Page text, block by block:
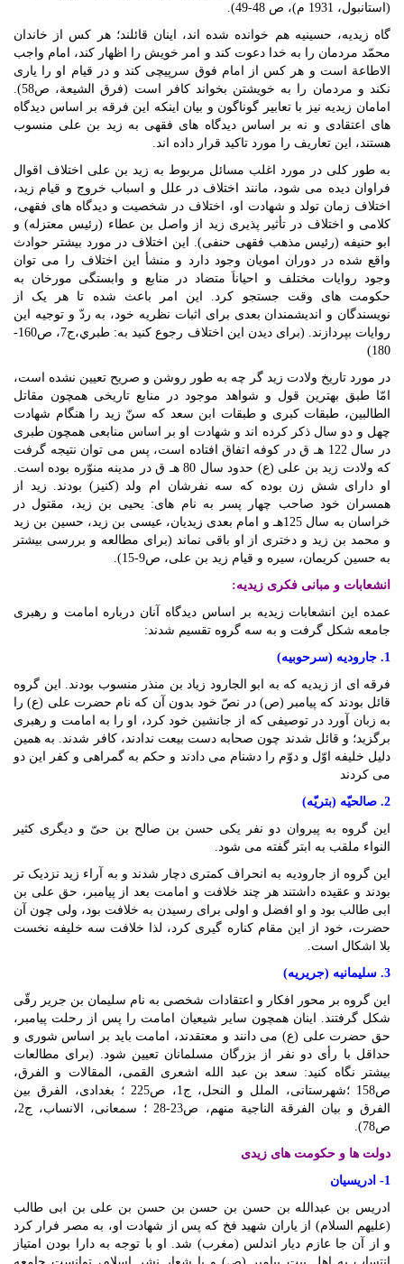
(استانبول، 1931 م)، ص 48-49).
گاه زیدیه، حسینیه هم خوانده شده اند، اینان قائلند؛ هر کس از خاندان
محمّد مردمان را به خدا دعوت کند و امر خویش را اظهار کند، امام واجب
الاطاعة است و هر کس از امام فوق سرپیچی کند و در قیام او را یاری
نکند و مردمان را به خویشتن بخواند کافر است (فرق الشیعة، ص58).
امامان زیدیه نیز با تعابیر گوناگون و بیان اینکه این فرقه بر اساس دیدگاه
های اعتقادی و نه بر اساس دیدگاه های فقهی به زید بن علی منسوب
هستند، این تعاریف را مورد تاکید قرار داده اند.
به طور کلی در مورد اغلب مسائل مربوط به زید بن علی اختلاف اقوال
فراوان دیده می شود، مانند اختلاف در علل و اسباب خروج و قیام زید،
اختلاف زمان تولد و شهادت او، اختلاف در شخصیت و دیدگاه های فقهی،
کلامی و اختلاف در تأثیر پذیری زید از واصل بن عطاء (رئیس معتزله) و
ابو حنیفه (رئیس مذهب فقهی حنفی). این اختلاف در مورد بیشتر حوادث
واقع شده در دوران امویان وجود دارد و منشأ این اختلاف را می توان
وجود روایات مختلف و احیاناَ متضاد در منابع و وابستگی مورخان به
حکومت های وقت جستجو کرد. این امر باعث شده تا هر یک از
نویسندگان و اندیشمندان بعدی برای اثبات نظریه خود، به ردّ و توجیه این
روایات بپردازند. (برای دیدن این اختلاف رجوع کنید به: طبري،ج7، ص160-
180)
در مورد تاریخ ولادت زید گر چه به طور روشن و صریح تعیین نشده است،
امّا طبق بهترین قول و شواهد موجود در منابع تاریخی همچون مقاتل
الطالبین، طبقات کبری و طبقات ابن سعد که سنّ زید را هنگام شهادت
چهل و دو سال ذکر کرده اند و شهادت او بر اساس منابعی همچون طبری
در سال 122 هـ ق در کوفه اتفاق افتاده است، پس می توان نتیجه گرفت
که ولادت زید بن علی (ع) حدود سال 80 هـ ق در مدینه منوّره بوده است.
او دارای شش زن بوده که سه نفرشان ام ولد (کنیز) بودند. زید از
همسران خود صاحب چهار پسر به نام های: یحیی بن زید، مقتول در
خراسان به سال 125هـ و امام بعدی زیدیان، عیسی بن زید، حسین بن زید
و محمد بن زید و دختری از او باقی نماند (برای مطالعه و بررسی بیشتر
به حسین کریمان، سیره و قیام زید بن علی، ص9-15).
انشعابات و مبانی فکری زیدیه:
عمده این انشعابات زیدیه بر اساس دیدگاه آنان درباره امامت و رهبری
جامعه شکل گرفت و به سه گروه تقسیم شدند:
1. جارودیه (سرحوبیه)
فرقه ای از زیدیه که به ابو الجارود زیاد بن منذر منسوب بودند. این گروه
قائل بودند که پیامبر (ص) در نصّ خود بدون آن که نام حضرت علی (ع) را
به زبان آورد در توصیفی که از جانشین خود کرد، او را به امامت و رهبری
برگزید؛ و قائل شدند چون صحابه دست بیعت ندادند، کافر شدند. به همین
دلیل خلیفه اوّل و دوّم را دشنام می دادند و حکم به گمراهی و کفر این دو
می کردند
2. صالحیّه (بتریّه)
این گروه به پیروان دو نفر یکی حسن بن صالح بن حیّ و دیگری کثیر
النواء ملقب به ابتر گفته می شود.
این گروه از جارودیه به انحراف کمتری دچار شدند و به آراء زید نزدیک تر
بودند و عقیده داشتند هر چند خلافت و امامت بعد از پیامبر، حق علی بن
ابی طالب بود و او افضل و اولی برای رسیدن به خلافت بود، ولی چون آن
حضرت، خود از این مقام کناره گیری کرد، لذا خلافت سه خلیفه نخست
بلا اشکال است.
3. سلیمانیه (جریریه)
این گروه بر محور افکار و اعتقادات شخصی به نام سلیمان بن جریر رقّی
شکل گرفتند. اینان همچون سایر شیعیان امامت را پس از رحلت پیامبر،
حق حضرت علی (ع) می دانند و معتقدند، امامت باید بر اساس شوری و
حداقل با رأی دو نفر از بزرگان مسلمانان تعیین شود. (برای مطالعات
بیشتر نگاه کنید: سعد بن عبد الله اشعری القمی، المقالات و الفرق،
ص158 ؛شهرستانی، الملل و النحل، ج1، ص225 ؛ بغدادی، الفرق بین
الفرق و بیان الفرقة الناجیة منهم، ص23-28 ؛ سمعانى‏، الانساب، ج2،
ص78).
دولت ها و حکومت های زیدی
1- ادریسیان
ادریس بن عبدالله بن حسن بن حسن بن حسن بن علی بن ابی طالب
(علیهم السلام) از یاران شهید فخ که پس از شهادت او، به مصر فرار کرد
و از آن جا عازم دیار اندلس (مغرب) شد. او با توجه به دارا بودن امتیاز